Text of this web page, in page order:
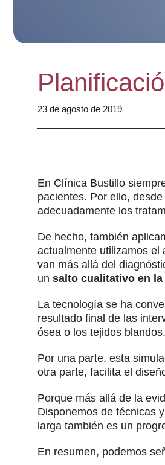
23 de agosto de 2019
En Clínica Bustillo
pacientes. Por ello,
adecuadamente los
De hecho, también
actualmente utilizamos el
van más allá del
un salto cualitativo en
La tecnología se ha
resultado final de las
ósea o los tejidos blandos.
Por una parte, esta
otra parte, facilita el
Porque más allá de la
Disponemos de técnicas
larga también es un
En resumen, podemos